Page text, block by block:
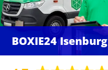
BOXIE24 Isenburg